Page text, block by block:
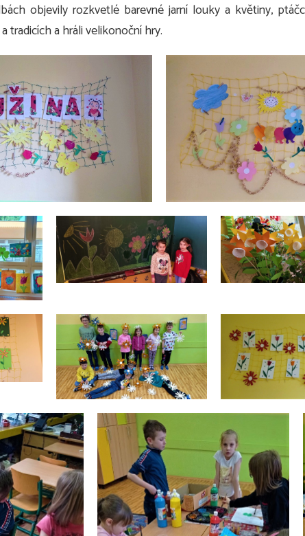
objevily rozkvetlé barevné jarní louky a květiny,
tradicích a hráli velikonoční hry.